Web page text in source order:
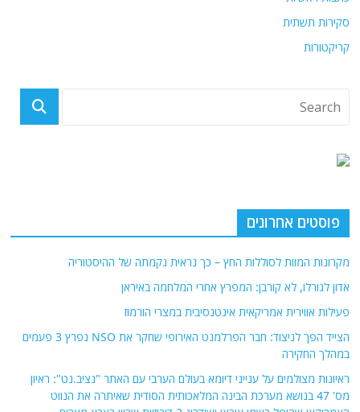
סקירות תשתית
קריקטורות
פוסטים אחרונים
מקרונות המוות לסוללות החץ – כך נראית נקמתה של ההיסטוריה
אדון לגורלו, לא קורבן: המפרץ אחרי המלחמה באיראן
פעילות אווירית אמריקאית אינטנסיבית במצרי הורמוז
הצייד הפך לניצוד: חבר הפרלמנט האירופי שחקר את NSO נפרץ 3 פעמים
במהלך החקירה
ראיונות מצולמים על ענייני דיומא בעולם הערבי עם האתר "נציב.נט": ראיון
מס' 47 בנושא מערכת הבינה המלאכותית הסודית שאיתרה את הנווט